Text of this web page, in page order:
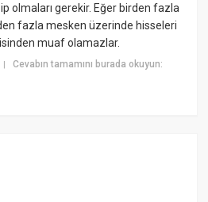
olmaları gerekir. Eğer birden fazla
fazla mesken üzerinde hisseleri
muaf olamazlar.
|Cevabın tamamını burada okuyun: